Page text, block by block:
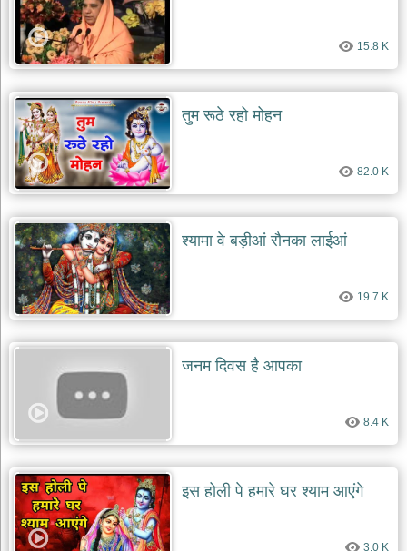
रानी
सती
दादी
भजन
rani
sati
dadi
bhajans
बावा
लाल
दयाल
भजन
bawa
lal
dayal
bhajans
शनि
देव
आज
का
भजन
of
the
day
भजन
जोड़ें
15.8 K
तुम रूठे रहो मोहन
82.0 K
श्यामा वे बड़ीआं रौनका लाईआं
19.7 K
जनम दिवस है आपका
8.4 K
इस होली पे हमारे घर श्याम आएंगे
3.0 K